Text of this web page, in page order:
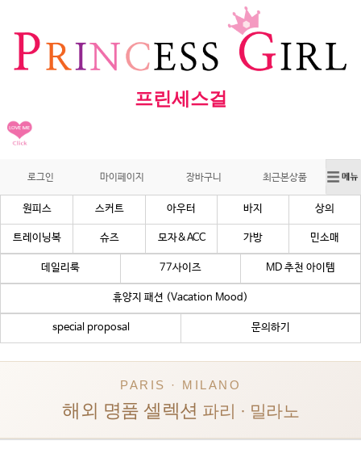
프린세스걸
로그인 마이페이지 장바구니 최근본상품
원피스 스커트 아우터 바지 상의
트레이닝복 슈즈 모자&ACC 가방 민소매
데일리룩 77사이즈 MD 추천 아이템
휴양지 패션 (Vacation Mood)
special proposal 문의하기
PARIS · MILANO
해외 명품 셀렉션 파리 · 밀라노